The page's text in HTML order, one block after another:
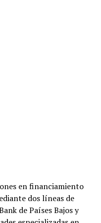
en financiamiento
dos líneas de
de Países Bajos y